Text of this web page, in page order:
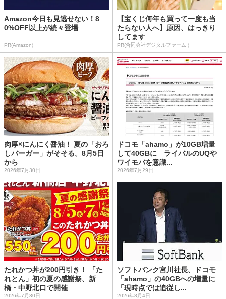
Amazon今日も見逃せない！8
0%OFF以上が続々登場
PR(Amazon)
【宝くじ何年も買って一度も当
たらない人へ】原因、はっきり
してます
PR(合同会社デジタルファーム )
肉厚×にんにく醤油！ 夏の「おろ
しバーガー」がそそる。8月5日
から
2026年7月30日
ドコモ「ahamo」が10GB増量
して40GBに ライバルのUQや
ワイモバを意識...
2026年7月29日
たれかつ丼が200円引き！ 「た
れとん」初の夏の感謝祭、新
橋・中野北口で開催
2026年7月30日
ソフトバンク宮川社長、ドコモ
「ahamo」の40GBへの増量に
「現時点では追従し...
2026年8月4日